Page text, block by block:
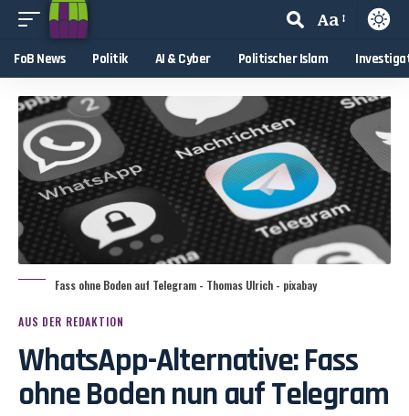
Aa
FoB News Politik AI & Cyber Politischer Islam
Fass ohne Boden auf Telegram - Thomas Ulrich - pixabay
AUS DER REDAKTION
WhatsApp-Alternative: Fass
ohne Boden nun auf Telegram